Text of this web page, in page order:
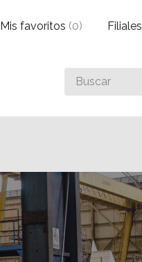
Buscar
algo
Mis favoritos (0) Filiales